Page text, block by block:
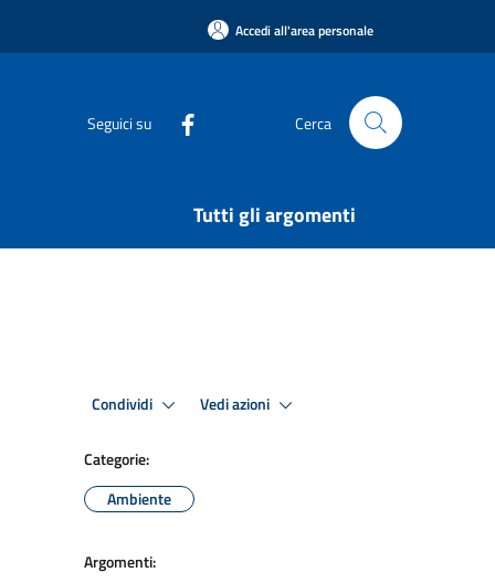
Accedi all'area personale
Seguici su Cerca
Tutti gli argomenti
Condividi Vedi azioni
Categorie:
Ambiente
Argomenti: